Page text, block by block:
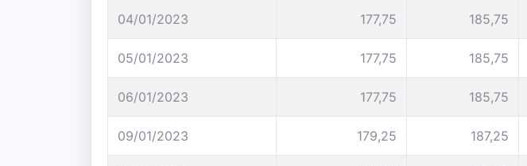
04/01/2023 177,75 185,75
05/01/2023 177,75 185,75
06/01/2023 177,75 185,75
09/01/2023 179,25 187,25